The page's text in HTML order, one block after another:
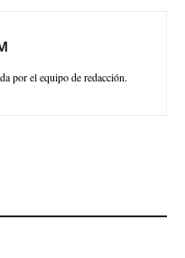
por el equipo de redacción.